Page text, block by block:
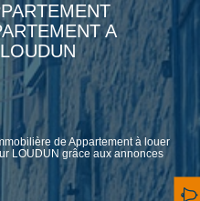
A
de Appartement à louer
LOUDUN grâce aux annonces